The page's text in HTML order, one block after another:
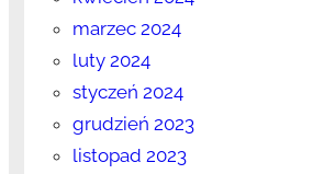
marzec 2024
luty 2024
styczeń 2024
grudzień 2023
listopad 2023